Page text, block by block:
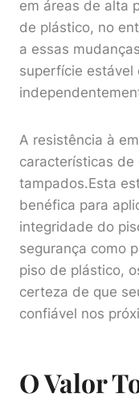
em áreas de alta
de plástico, no
a essas
superfície estável
A resistência à
características
tampados.Esta
benéfica para
integridade do
segurança como
piso de plástico,
certeza de que
confiável nos
O Valor